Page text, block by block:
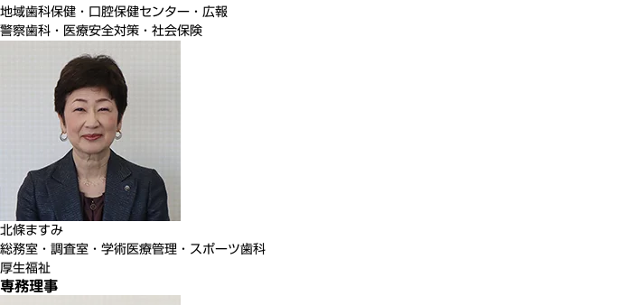
地域歯科保健・口腔保健センター・広報
警察歯科・医療安全対策・社会保険
北條ますみ
総務室・調査室・学術医療管理・スポーツ歯科
厚生福祉
専務理事